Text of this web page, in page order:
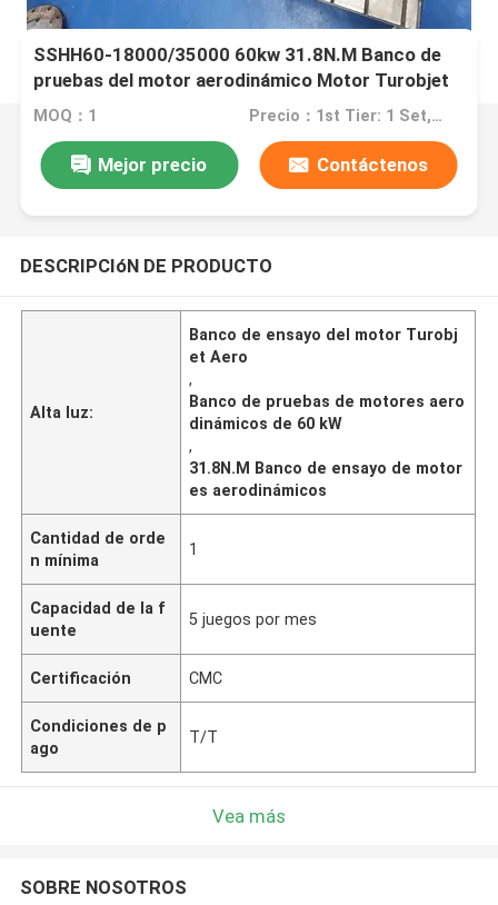
SSHH60-18000/35000 60kw 31.8N.M Banco de
pruebas del motor aerodinámico Motor Turobjet
MOQ：1 Precio：1st Tier: 1 Set, Unit Price USD 3.00 2nd Tier: 2-5 Sets, Unit Price USD 2.00 3rd Tier: Over 5 Sets, Unit Price USD 1.00
Mejor precio Contáctenos
DESCRIPCIóN DE PRODUCTO
Alta luz:
Banco de ensayo del motor Turobj
et Aero
,
Banco de pruebas de motores aero
dinámicos de 60 kW
,
31.8N.M Banco de ensayo de motor
es aerodinámicos
Cantidad de orde
n mínima
1
Capacidad de la f
uente
5 juegos por mes
Certificación CMC
Condiciones de p
ago
T/T
Vea más
SOBRE NOSOTROS